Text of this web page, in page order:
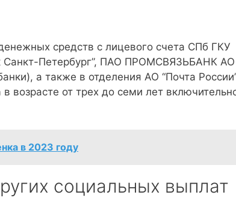
средств с лицевого счета СПб ГКУ
Петербург”, ПАО ПРОМСВЯЗЬБАНК АО
а также в отделения АО “Почта
от трех до семи лет
в 2023 году
социальных выплат